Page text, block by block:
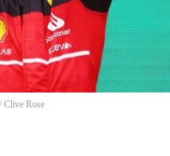
/ Clive Rose